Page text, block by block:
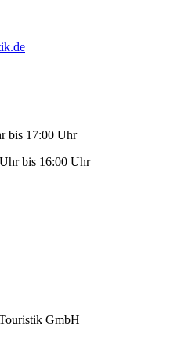
bis 17:00 Uhr
bis 16:00 Uhr
GmbH